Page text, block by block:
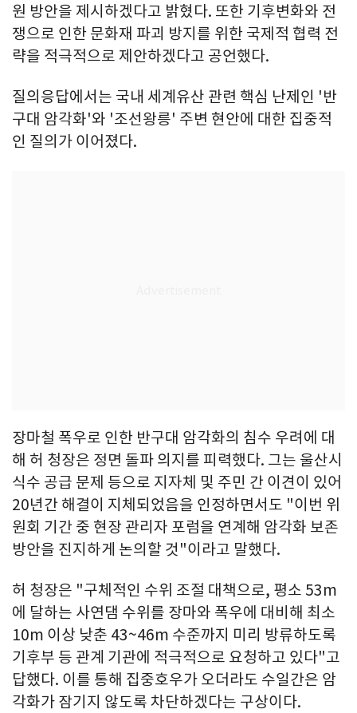
원 방안을 제시하겠다고 밝혔다. 또한 기후변화와 전
쟁으로 인한 문화재 파괴 방지를 위한 국제적 협력 전
략을 적극적으로 제안하겠다고 공언했다.
질의응답에서는 국내 세계유산 관련 핵심 난제인 '반
구대 암각화'와 '조선왕릉' 주변 현안에 대한 집중적
인 질의가 이어졌다.
장마철 폭우로 인한 반구대 암각화의 침수 우려에 대
해 허 청장은 정면 돌파 의지를 피력했다. 그는 울산시
식수 공급 문제 등으로 지자체 및 주민 간 이견이 있어
20년간 해결이 지체되었음을 인정하면서도 "이번 위
원회 기간 중 현장 관리자 포럼을 연계해 암각화 보존
방안을 진지하게 논의할 것"이라고 말했다.
허 청장은 "구체적인 수위 조절 대책으로, 평소 53m
에 달하는 사연댐 수위를 장마와 폭우에 대비해 최소
10m 이상 낮춘 43~46m 수준까지 미리 방류하도록
기후부 등 관계 기관에 적극적으로 요청하고 있다"고
답했다. 이를 통해 집중호우가 오더라도 수일간은 암
각화가 잠기지 않도록 차단하겠다는 구상이다.